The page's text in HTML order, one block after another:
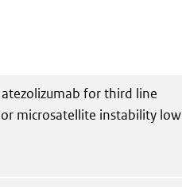
for third line
microsatellite instability low